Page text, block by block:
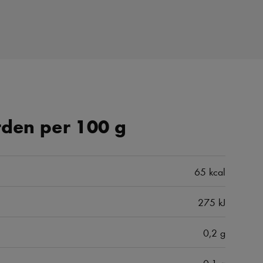
per 100 g
65 kcal
275 kJ
0,2 g